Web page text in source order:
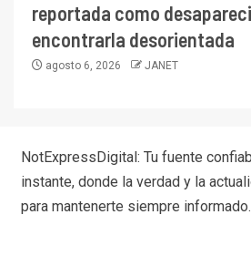
reportada como
encontrarla desorientada
agosto 6, 2026 JANET
NotExpressDigital: Tu fuente
instante, donde la verdad y la
para mantenerte siempre informado.